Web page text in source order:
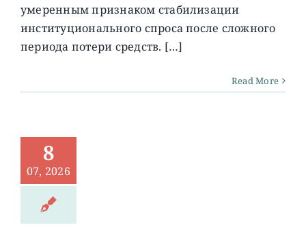
умеренным признаком стабилизации
институционального спроса после сложного
периода потери средств. […]
Read More
8
07, 2026